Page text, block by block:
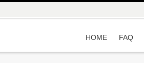
HOME FAQ